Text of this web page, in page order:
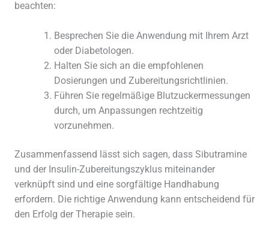
beachten:
Besprechen Sie die Anwendung mit Ihrem Arzt
oder Diabetologen.
Halten Sie sich an die empfohlenen
Dosierungen und Zubereitungsrichtlinien.
Führen Sie regelmäßige Blutzuckermessungen
durch, um Anpassungen rechtzeitig
vorzunehmen.
Zusammenfassend lässt sich sagen, dass Sibutramine
und der Insulin-Zubereitungszyklus miteinander
verknüpft sind und eine sorgfältige Handhabung
erfordern. Die richtige Anwendung kann entscheidend für
den Erfolg der Therapie sein.